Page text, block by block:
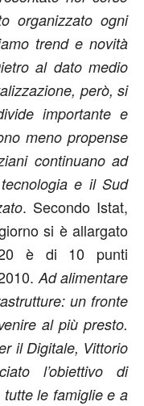
organizzato ogni
trend e novità
al dato medio
però, si
importante e
meno propense
continuano ad
e il Sud
. Secondo Istat,
si è allargato
è di 10 punti
Ad alimentare
un fronte
al più presto.
il Digitale, Vittorio
l’obiettivo di
le famiglie e a